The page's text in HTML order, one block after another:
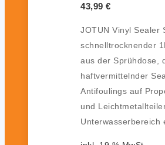
43,99 €
JOTUN Vinyl Sealer
schnelltrocknender
aus der Sprühdose,
haftvermittelnder
Antifoulings auf
und
Unterwasserbereich